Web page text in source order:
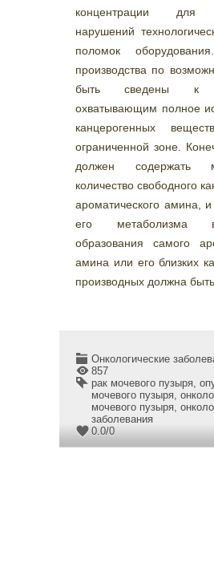
концентрации для
нарушений
поломок
производства по
быть сведены к
охватывающим полное
канцерогенных
ограниченной зоне.
должен содержать
количество свободного
ароматического амина,
его метаболизма
образования самого
амина или его близких
производных должна
Онкологические
857
рак мочевого пузыря,
мочевого пузыря,
мочевого пузыря,
заболевания
0.0/0